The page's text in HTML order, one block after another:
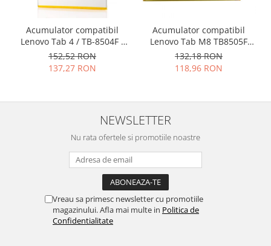
Acumulator compatibil
Lenovo Tab 4 / TB-8504F /
TB-8504X / model L16D1P34
152,52 RON
137,27 RON
Acumulator compatibil
Lenovo Tab M8 TB8505F
L19D1P31
132,18 RON
118,96 RON
NEWSLETTER
Nu rata ofertele si promotiile noastre
Vreau sa primesc newsletter cu promotiile
magazinului. Afla mai multe in Politica de
Confidentialitate